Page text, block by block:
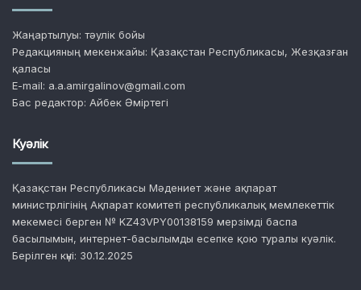
Жаңартылуы: тәулік бойы
Редакцияның мекенжайы: Қазақстан Республикасы, Жезқазған
қаласы
E-mail: a.a.amirgalinov@gmail.com
Бас редактор: Айбек Әміртегі
Куәлік
Қазақстан Республикасы Мәдениет және ақпарат
министрлігінің Ақпарат комитеті республикалық мемлекеттік
мекемесі берген № KZ43VPY00138159 мерзімді баспа
басылымын, интернет-басылымды есепке қою туралы куәлік.
Берілген күні: 30.12.2025